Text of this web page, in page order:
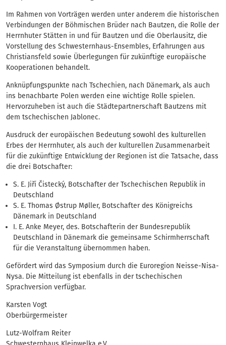
Im Rahmen von Vorträgen werden unter anderem die historischen
Verbindungen der Böhmischen Brüder nach Bautzen, die Rolle der
Herrnhuter Stätten in und für Bautzen und die Oberlausitz, die
Vorstellung des Schwesternhaus-Ensembles, Erfahrungen aus
Christiansfeld sowie Überlegungen für zukünftige europäische
Kooperationen behandelt.
Anknüpfungspunkte nach Tschechien, nach Dänemark, als auch
ins benachbarte Polen werden eine wichtige Rolle spielen.
Hervorzuheben ist auch die Städtepartnerschaft Bautzens mit
dem tschechischen Jablonec.
Ausdruck der europäischen Bedeutung sowohl des kulturellen
Erbes der Herrnhuter, als auch der kulturellen Zusammenarbeit
für die zukünftige Entwicklung der Regionen ist die Tatsache, dass
die drei Botschafter:
S. E. Jiří Čistecký, Botschafter der Tschechischen Republik in
Deutschland
S. E. Thomas Østrup Møller, Botschafter des Königreichs
Dänemark in Deutschland
I. E. Anke Meyer, des. Botschafterin der Bundesrepublik
Deutschland in Dänemark die gemeinsame Schirmherrschaft
für die Veranstaltung übernommen haben.
Gefördert wird das Symposium durch die Euroregion Neisse-Nisa-
Nysa. Die Mitteilung ist ebenfalls in der tschechischen
Sprachversion verfügbar.
Karsten Vogt
Oberbürgermeister
Lutz-Wolfram Reiter